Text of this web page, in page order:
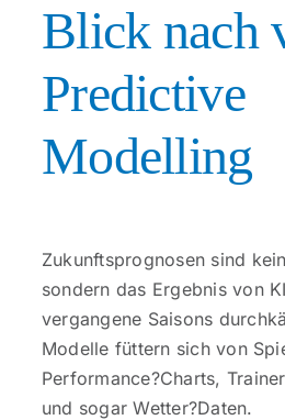
Blick nach
Predictive
Modelling
Zukunftsprognosen sind
sondern das Ergebnis von
vergangene Saisons
Modelle füttern sich von
Performance?Charts,
und sogar Wetter?Daten.